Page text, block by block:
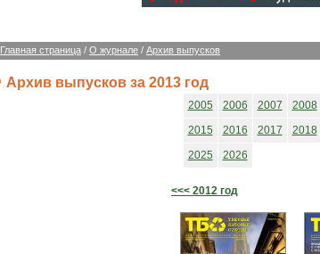
Главная страница / О журнале / Архив выпусков
Архив выпусков за 2013 год
2005 2006 2007 2008
2015
2016 2017 2018
2025
2026
<<< 2012 год